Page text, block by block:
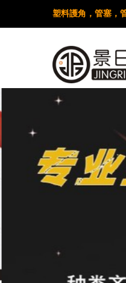
塑料護角，管塞，